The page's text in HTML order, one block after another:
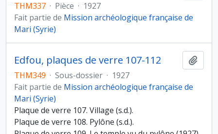
THM337 · Pièce · 1927
Fait partie de Mission archéologique française de
Mari (Syrie)
Edfou, plaques de verre 107-112
THM349 · Sous-dossier · 1927
Fait partie de Mission archéologique française de
Mari (Syrie)
Plaque de verre 107. Village (s.d.).
Plaque de verre 108. Pylône (s.d.).